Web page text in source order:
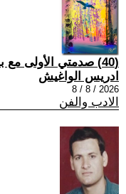
(40) صدمتي الأولى مع بشاعة الاحتلال في سبتة..!!
ادريس الواغيش
2026 / 8 / 8
الادب والفن